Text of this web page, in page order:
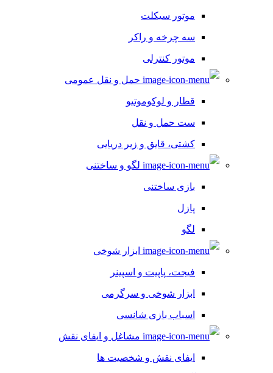
موتور سیکلت
سه چرخه و راکر
موتور کنترلی
حمل و نقل عمومی
قطار و لوکوموتیو
ست حمل و نقل
کشتی، قایق و زیر دریایی
لگو و ساختنی
بازی ساختنی
پازل
لگو
ابزار شوخی
فیجت، پاپیت و اسپینر
ابزار شوخی و سرگرمی
اسباب بازی شانسی
مشاغل و ایفای نقش
ایفای نقش و شخصیت ها